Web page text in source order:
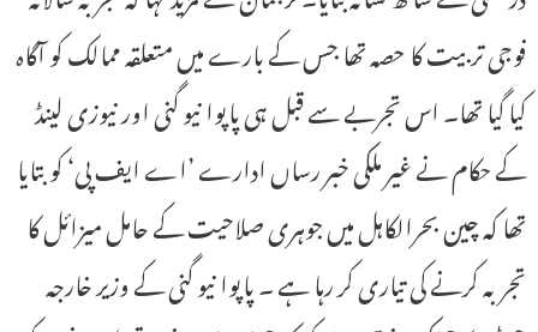
فوجی تربیت کا حصہ تھا جس کے بارے میں متعلقہ ممالک کو آگاہ
کیا گیا تھا۔ اس تجربے سے قبل ہی پاپوا نیو گنی اور نیوزی لینڈ
کے حکام نے غیر ملکی خبر رساں ادارے ’اے ایف پی‘ کو بتایا
تھا کہ چین بحرالکاہل میں جوہری صلاحیت کے حامل میزائل کا
تجربہ کرنے کی تیاری کر رہا ہے ۔ پاپوا نیو گنی کے وزیر خارجہ